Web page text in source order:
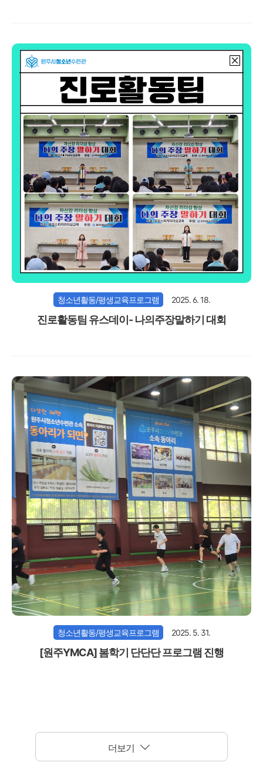
청소년활동/평생교육프로그램 2025. 6. 18.
진로활동팀 유스데이- 나의주장말하기 대회
청소년활동/평생교육프로그램 2025. 5. 31.
[원주YMCA] 봄학기 단단단 프로그램 진행
더보기